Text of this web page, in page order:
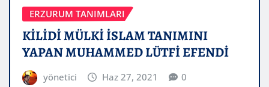
ERZURUM TANIMLARI
KİLİDİ MÜLKİ İSLAM TANIMINI
YAPAN MUHAMMED LÜTFİ EFENDİ
yönetici Haz 27, 2021 0